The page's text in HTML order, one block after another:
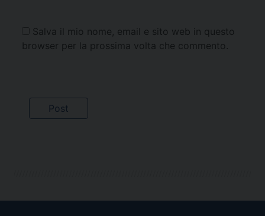
Salva il mio nome, email e sito web in questo
browser per la prossima volta che commento.